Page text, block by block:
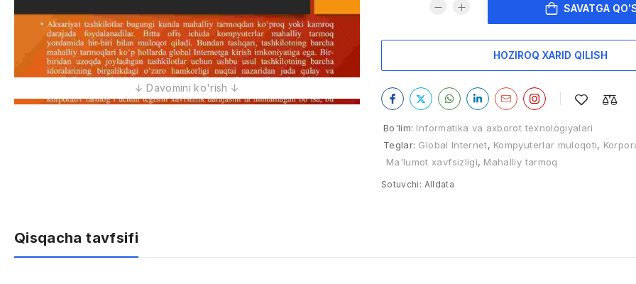
SAVATGA
HOZIROQ XARID QILISH
Bo'lim: Informatika va axborot texnologiyalari
Teglar: Global Internet, Kompyuterlar muloqoti,
Ma'lumot xavfsizligi, Mahalliy tarmoq
Sotuvchi: Alldata
Qisqacha tavfsifi